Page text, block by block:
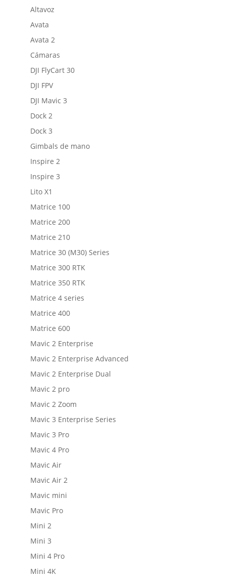
Altavoz
Avata
Avata 2
Cámaras
DJI FlyCart 30
DJI FPV
DJI Mavic 3
Dock 2
Dock 3
Gimbals de mano
Inspire 2
Inspire 3
Lito X1
Matrice 100
Matrice 200
Matrice 210
Matrice 30 (M30) Series
Matrice 300 RTK
Matrice 350 RTK
Matrice 4 series
Matrice 400
Matrice 600
Mavic 2 Enterprise
Mavic 2 Enterprise Advanced
Mavic 2 Enterprise Dual
Mavic 2 pro
Mavic 2 Zoom
Mavic 3 Enterprise Series
Mavic 3 Pro
Mavic 4 Pro
Mavic Air
Mavic Air 2
Mavic mini
Mavic Pro
Mini 2
Mini 3
Mini 4 Pro
Mini 4K